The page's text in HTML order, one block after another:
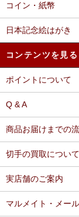
コイン・紙幣
日本記念絵はがき
コンテンツを見る
ポイントについて
Q & A
商品お届けまでの
切手の買取について
実店舗のご案内
マルメイト・メー